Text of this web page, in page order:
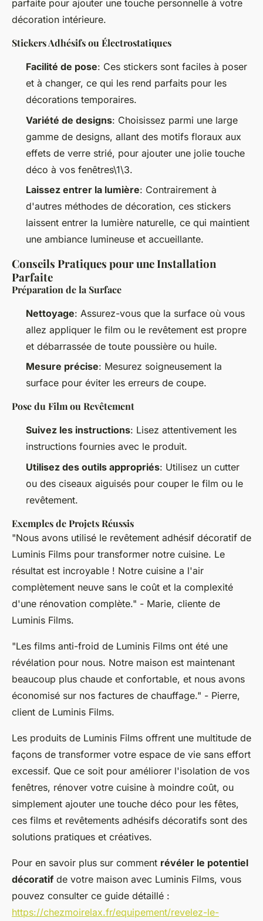
parfaite pour ajouter une touche personnelle à votre
décoration intérieure.
Stickers Adhésifs ou Électrostatiques
Facilité de pose: Ces stickers sont faciles à poser
et à changer, ce qui les rend parfaits pour les
décorations temporaires.
Variété de designs: Choisissez parmi une large
gamme de designs, allant des motifs floraux aux
effets de verre strié, pour ajouter une jolie touche
déco à vos fenêtres\1\3.
Laissez entrer la lumière: Contrairement à
d'autres méthodes de décoration, ces stickers
laissent entrer la lumière naturelle, ce qui maintient
une ambiance lumineuse et accueillante.
Conseils Pratiques pour une Installation
Parfaite
Préparation de la Surface
Nettoyage: Assurez-vous que la surface où vous
allez appliquer le film ou le revêtement est propre
et débarrassée de toute poussière ou huile.
Mesure précise: Mesurez soigneusement la
surface pour éviter les erreurs de coupe.
Pose du Film ou Revêtement
Suivez les instructions: Lisez attentivement les
instructions fournies avec le produit.
Utilisez des outils appropriés: Utilisez un cutter
ou des ciseaux aiguisés pour couper le film ou le
revêtement.
Exemples de Projets Réussis
"Nous avons utilisé le revêtement adhésif décoratif de
Luminis Films pour transformer notre cuisine. Le
résultat est incroyable ! Notre cuisine a l'air
complètement neuve sans le coût et la complexité
d'une rénovation complète." - Marie, cliente de
Luminis Films.
"Les films anti-froid de Luminis Films ont été une
révélation pour nous. Notre maison est maintenant
beaucoup plus chaude et confortable, et nous avons
économisé sur nos factures de chauffage." - Pierre,
client de Luminis Films.
Les produits de Luminis Films offrent une multitude de
façons de transformer votre espace de vie sans effort
excessif. Que ce soit pour améliorer l'isolation de vos
fenêtres, rénover votre cuisine à moindre coût, ou
simplement ajouter une touche déco pour les fêtes,
ces films et revêtements adhésifs décoratifs sont des
solutions pratiques et créatives.
Pour en savoir plus sur comment révéler le potentiel
décoratif de votre maison avec Luminis Films, vous
pouvez consulter ce guide détaillé :
https://chezmoirelax.fr/equipement/revelez-le-